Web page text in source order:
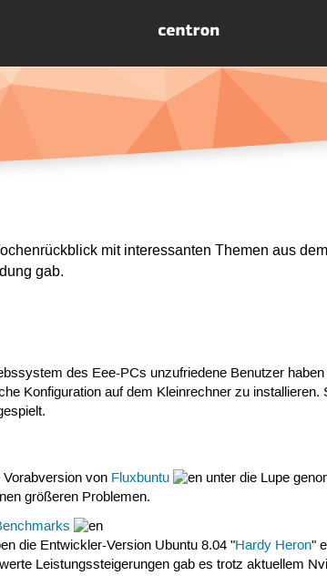
mit interessanten Themen aus
gab.
des Eee-PCs unzufriedene Benutzer
Konfiguration auf dem Kleinrechner zu
von Fluxbuntu
unter die Lupe
größeren Problemen.
die Entwickler-Version Ubuntu 8.04 "Hardy Heron"
Leistungssteigerungen gab es trotz aktuellem